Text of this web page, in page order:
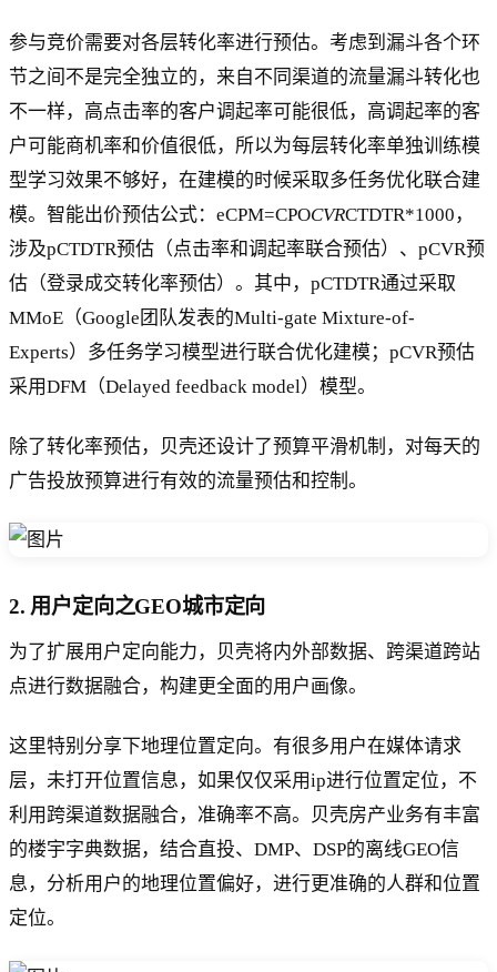
参与竞价需要对各层转化率进行预估。考虑到漏斗各个环
节之间不是完全独立的，来自不同渠道的流量漏斗转化也
不一样，高点击率的客户调起率可能很低，高调起率的客
户可能商机率和价值很低，所以为每层转化率单独训练模
型学习效果不够好，在建模的时候采取多任务优化联合建
模。智能出价预估公式：eCPM=CPOCVRCTDTR*1000，
涉及pCTDTR预估（点击率和调起率联合预估）、pCVR预
估（登录成交转化率预估）。其中，pCTDTR通过采取
MMoE（Google团队发表的Multi-gate Mixture-of-
Experts）多任务学习模型进行联合优化建模；pCVR预估
采用DFM（Delayed feedback model）模型。
除了转化率预估，贝壳还设计了预算平滑机制，对每天的
广告投放预算进行有效的流量预估和控制。
2. 用户定向之GEO城市定向
为了扩展用户定向能力，贝壳将内外部数据、跨渠道跨站
点进行数据融合，构建更全面的用户画像。
这里特别分享下地理位置定向。有很多用户在媒体请求
层，未打开位置信息，如果仅仅采用ip进行位置定位，不
利用跨渠道数据融合，准确率不高。贝壳房产业务有丰富
的楼宇字典数据，结合直投、DMP、DSP的离线GEO信
息，分析用户的地理位置偏好，进行更准确的人群和位置
定位。